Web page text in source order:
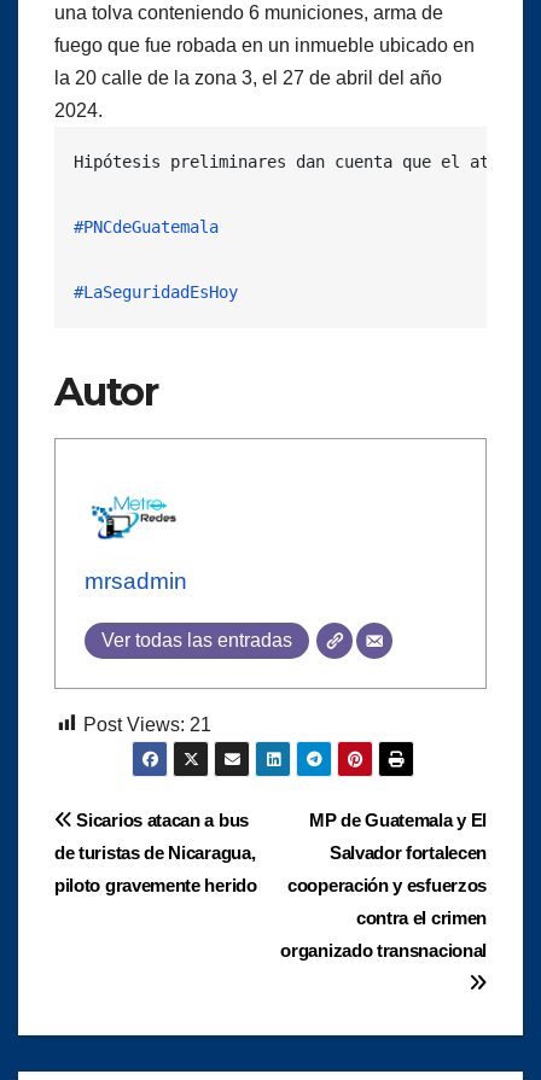
una tolva conteniendo 6 municiones, arma de
fuego que fue robada en un inmueble ubicado en
la 20 calle de la zona 3, el 27 de abril del año
2024.
Hipótesis preliminares dan cuenta que el
#PNCdeGuatemala
#LaSeguridadEsHoy
Autor
mrsadmin
Ver todas las entradas
Post Views: 21
Navegación
de
MP de Guatemala y El
Salvador fortalecen
cooperación y esfuerzos
contra el crimen
organizado transnacional
Sicarios atacan a bus
de turistas de Nicaragua,
piloto gravemente herido